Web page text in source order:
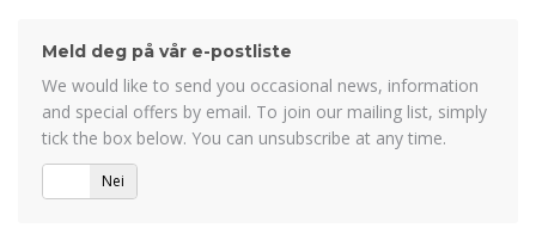
Meld deg på vår e-postliste
We would like to send you occasional news, information
and special offers by email. To join our mailing list, simply
tick the box below. You can unsubscribe at any time.
Nei